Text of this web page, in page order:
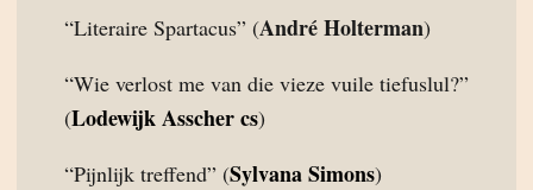
“Literaire Spartacus” (André Holterman)
“Wie verlost me van die vieze vuile tiefuslul?”
(Lodewijk Asscher cs)
“Pijnlijk treffend” (Sylvana Simons)